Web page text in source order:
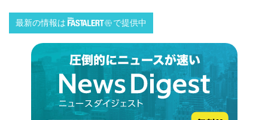
最新の情報は で提供中